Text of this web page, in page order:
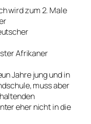
wird zum 2. Male
Afrikaner
Jahre jung und in
muss aber
eher nicht in die